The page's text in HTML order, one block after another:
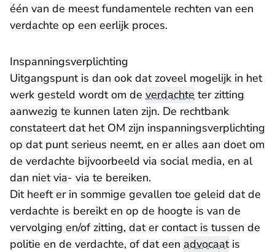
één van de meest fundamentele rechten van een
verdachte op een eerlijk proces.
Inspanningsverplichting
Uitgangspunt is dan ook dat zoveel mogelijk in het
werk gesteld wordt om de verdachte ter zitting
aanwezig te kunnen laten zijn. De rechtbank
constateert dat het OM zijn inspanningsverplichting
op dat punt serieus neemt, en er alles aan doet om
de verdachte bijvoorbeeld via social media, en al
dan niet via- via te bereiken.
Dit heeft er in sommige gevallen toe geleid dat de
verdachte is bereikt en op de hoogte is van de
vervolging en/of zitting, dat er contact is tussen de
politie en de verdachte, of dat een advocaatis